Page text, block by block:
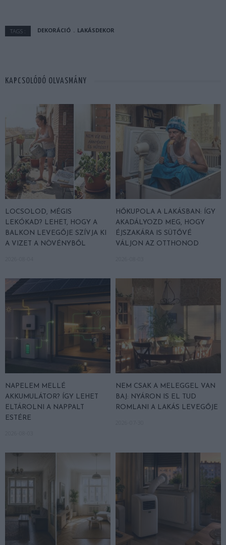
TAGS : DEKORÁCIÓ LAKÁSDEKOR
KAPCSOLÓDÓ OLVASMÁNY
LOCSOLOD, MÉGIS
LEKÓKAD? LEHET, HOGY A
BALKON LEVEGŐJE SZÍVJA KI
A VIZET A NÖVÉNYBŐL
HŐKUPOLA A LAKÁSBAN: ÍGY
AKADÁLYOZD MEG, HOGY
ÉJSZAKÁRA IS SÜTŐVÉ
VÁLJON AZ OTTHONOD
NAPELEM MELLÉ
AKKUMULÁTOR? ÍGY LEHET
ELTÁROLNI A NAPPALT
ESTÉRE
NEM CSAK A MELEGGEL VAN
BAJ: NYÁRON IS EL TUD
ROMLANI A LAKÁS LEVEGŐJE